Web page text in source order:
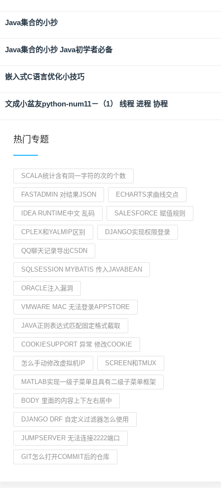
Java集合的小抄
Java集合的小抄 Java初学者必备
嵌入式C语言优化小技巧
文成小盆友python-num11－（1） 线程 进程 协程
热门专题
SCALA统计含有同一字符的次的个数
FASTADMIN 对结果JSON ECHARTS求曲线交点
IDEA RUNTIME中文 乱码 SALESFORCE 赋值规则
CPLEX和YALMIP区别 DJANGO实现权限登录
QQ聊天记录导出CSDN
SQLSESSION MYBATIS 传入JAVABEAN
ORACLE注入漏洞
VMWARE MAC 无法登录APPSTORE
JAVA正则表达式匹配固定格式截取
COOKIESUPPORT 异常 修改COOKIE
怎么手动修改虚拟机IP SCREEN和TMUX
MATLAB实现一级子菜单且具有二级子菜单框架
BODY 里面的内容上下左右居中
DJANGO DRF 自定义过滤器怎么使用
JUMPSERVER 无法连接2222端口
GIT怎么打开COMMIT后的仓库